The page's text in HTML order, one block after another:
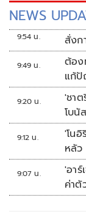
NEWS
9:54 น. สั่งก
9:49 น.
ต้อง
แก้ปั
9:20 น.
'ชา
โบนั
9:12 น.
'โน
หลัว
9:07 น.
'อาร์
ค่าตั